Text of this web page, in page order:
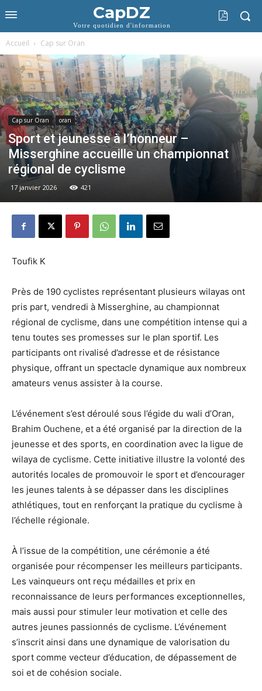
CapDZ
Votre quotidien d'information
Accueil Cap sur Oran
Cap sur Oran oran
Sport et jeunesse à l’honneur –
Misserghine accueille un championnat
régional de cyclisme
17 janvier 2026 421
Toufik K
Près de 190 cyclistes représentant plusieurs wilayas ont
pris part, vendredi à Misserghine, au championnat
régional de cyclisme, dans une compétition intense qui a
tenu toutes ses promesses sur le plan sportif. Les
participants ont rivalisé d’adresse et de résistance
physique, offrant un spectacle dynamique aux nombreux
amateurs venus assister à la course.
L’événement s’est déroulé sous l’égide du wali d’Oran,
Brahim Ouchene, et a été organisé par la direction de la
jeunesse et des sports, en coordination avec la ligue de
wilaya de cyclisme. Cette initiative illustre la volonté des
autorités locales de promouvoir le sport et d’encourager
les jeunes talents à se dépasser dans les disciplines
athlétiques, tout en renforçant la pratique du cyclisme à
l’échelle régionale.
À l’issue de la compétition, une cérémonie a été
organisée pour récompenser les meilleurs participants.
Les vainqueurs ont reçu médailles et prix en
reconnaissance de leurs performances exceptionnelles,
mais aussi pour stimuler leur motivation et celle des
autres jeunes passionnés de cyclisme. L’événement
s’inscrit ainsi dans une dynamique de valorisation du
sport comme vecteur d’éducation, de dépassement de
soi et de cohésion sociale.